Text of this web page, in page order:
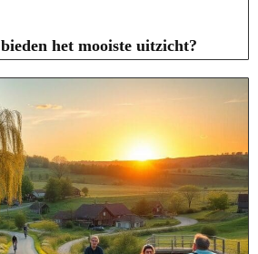
het mooiste uitzicht?